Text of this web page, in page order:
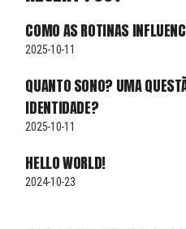
COMO AS ROTINAS
2025-10-11
QUANTO SONO? UMA
IDENTIDADE?
2025-10-11
HELLO WORLD!
2024-10-23